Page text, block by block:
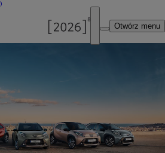
Otwórz menu